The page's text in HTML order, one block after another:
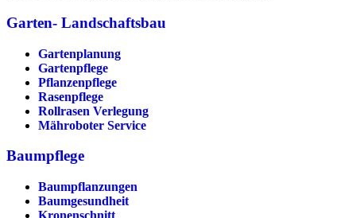
Garten- Landschaftsbau
Gartenplanung
Gartenpflege
Pflanzenpflege
Rasenpflege
Rollrasen Verlegung
Mähroboter Service
Baumpflege
Baumpflanzungen
Baumgesundheit